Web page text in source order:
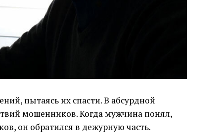
пытаясь их спасти. В абсурдной
мошенников. Когда мужчина понял,
он обратился в дежурную часть.